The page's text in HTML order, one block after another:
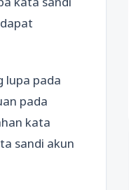
lupa pada
pada
kata
sandi akun